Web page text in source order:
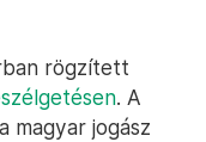
rögzített
. A
magyar jogász